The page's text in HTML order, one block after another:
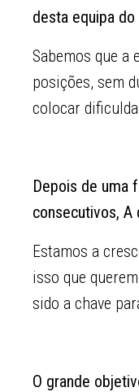
desta equipa
Sabemos que a
posições, sem
colocar
Depois de uma
consecutivos,
Estamos a
isso que
sido a chave
O grande